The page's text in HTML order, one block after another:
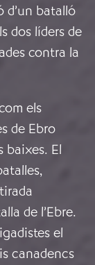
d’un batalló
dos líders de
contra la
els
de Ebro
baixes. El
de l’Ebre.
el
canadencs